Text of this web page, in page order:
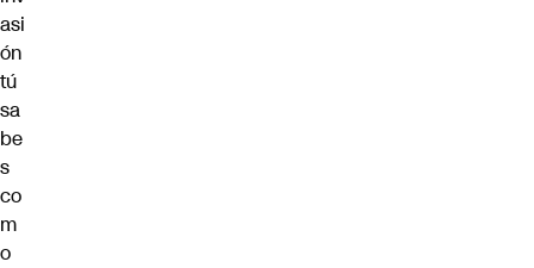
asi
ón
tú
sa
be
s
co
m
o